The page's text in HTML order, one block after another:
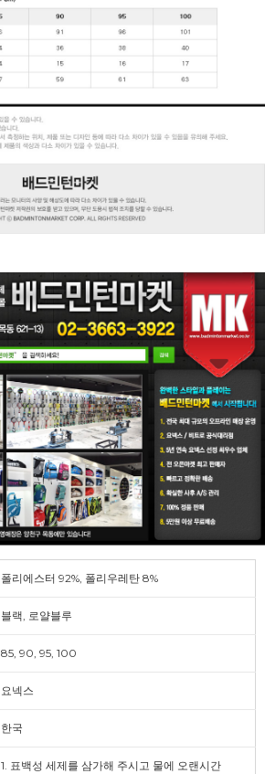
폴리에스터 92%, 폴리우레탄 8%
블랙, 로얄블루
85, 90, 95, 100
요넥스
한국
1. 표백성 세제를 삼가해 주시고 물에 오랜시간